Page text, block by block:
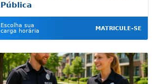
Pública
Escolha sua
carga horária
MATRICULE-SE